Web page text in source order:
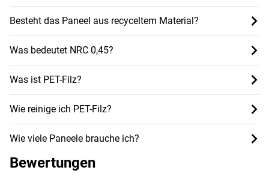
Besteht das Paneel aus recyceltem Material?
Was bedeutet NRC 0,45?
Was ist PET-Filz?
Wie reinige ich PET-Filz?
Wie viele Paneele brauche ich?
Bewertungen